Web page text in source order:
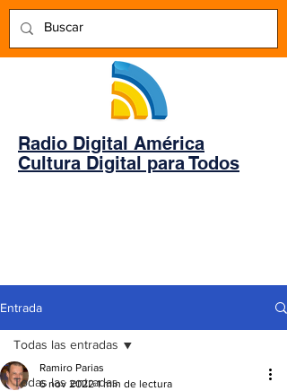
Radio Digital América
Cultura Digital para Todos
Entrada
Todas las entradas
Todas las entradas
Ramiro Parias
6 nov 2022 1 min de lectura